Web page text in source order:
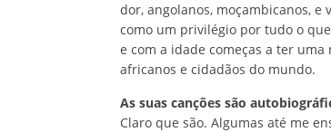
dor, angolanos, moçambicanos,
como um privilégio por tudo o
e com a idade começas a ter
africanos e cidadãos do mundo.
As suas canções são
Claro que são. Algumas até me